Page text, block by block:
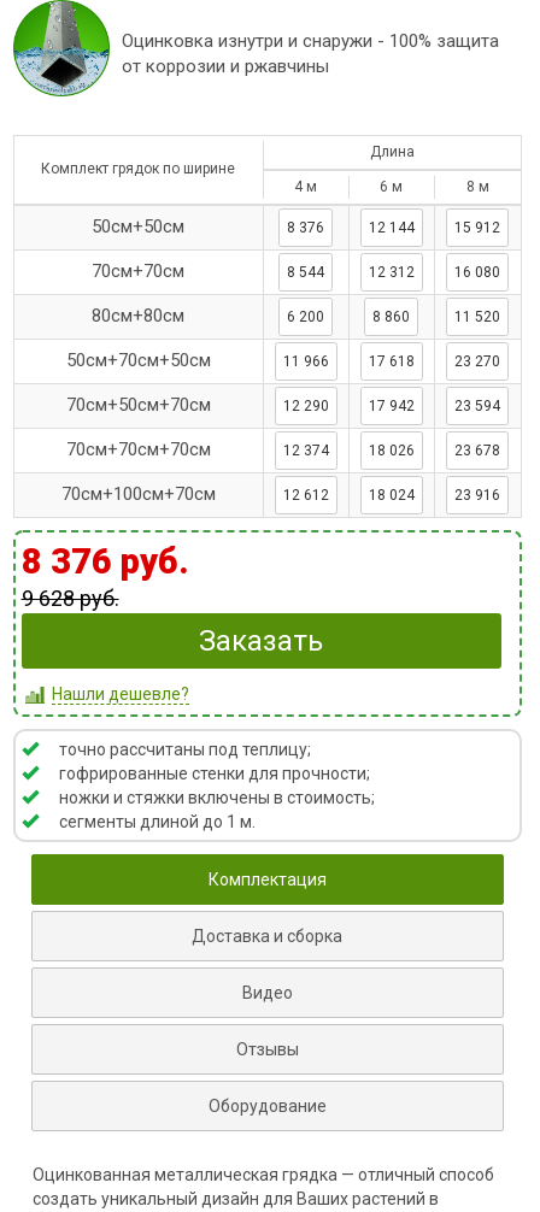
Оцинковка изнутри и снаружи - 100% защита
от коррозии и ржавчины
Комплект грядок по ширине
Длина
4 м 6 м 8 м
50см+50см 8 376 12 144 15 912
70см+70см 8 544 12 312 16 080
80см+80см 6 200 8 860 11 520
50см+70см+50см 11 966 17 618 23 270
70см+50см+70см 12 290 17 942 23 594
70см+70см+70см 12 374 18 026 23 678
70см+100см+70см 12 612 18 024 23 916
8 376 руб.
9 628 руб.
Заказать
Нашли дешевле?
точно рассчитаны под теплицу;
гофрированные стенки для прочности;
ножки и стяжки включены в стоимость;
сегменты длиной до 1 м
Комплектация
Доставка и сборка
Видео
Отзывы
Оборудование
Оцинкованная металлическая грядка — отличный способ
создать уникальный дизайн для Ваших растений в